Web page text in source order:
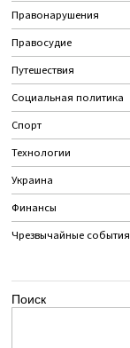
Правонарушения
Правосудие
Путешествия
Социальная политика
Спорт
Технологии
Украина
Финансы
Чрезвычайные события
Поиск